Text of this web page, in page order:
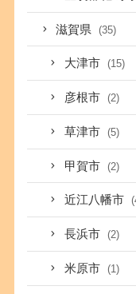
滋賀県 (35)
大津市 (15)
彦根市 (2)
草津市 (5)
甲賀市 (2)
近江八幡市
長浜市 (2)
米原市 (1)